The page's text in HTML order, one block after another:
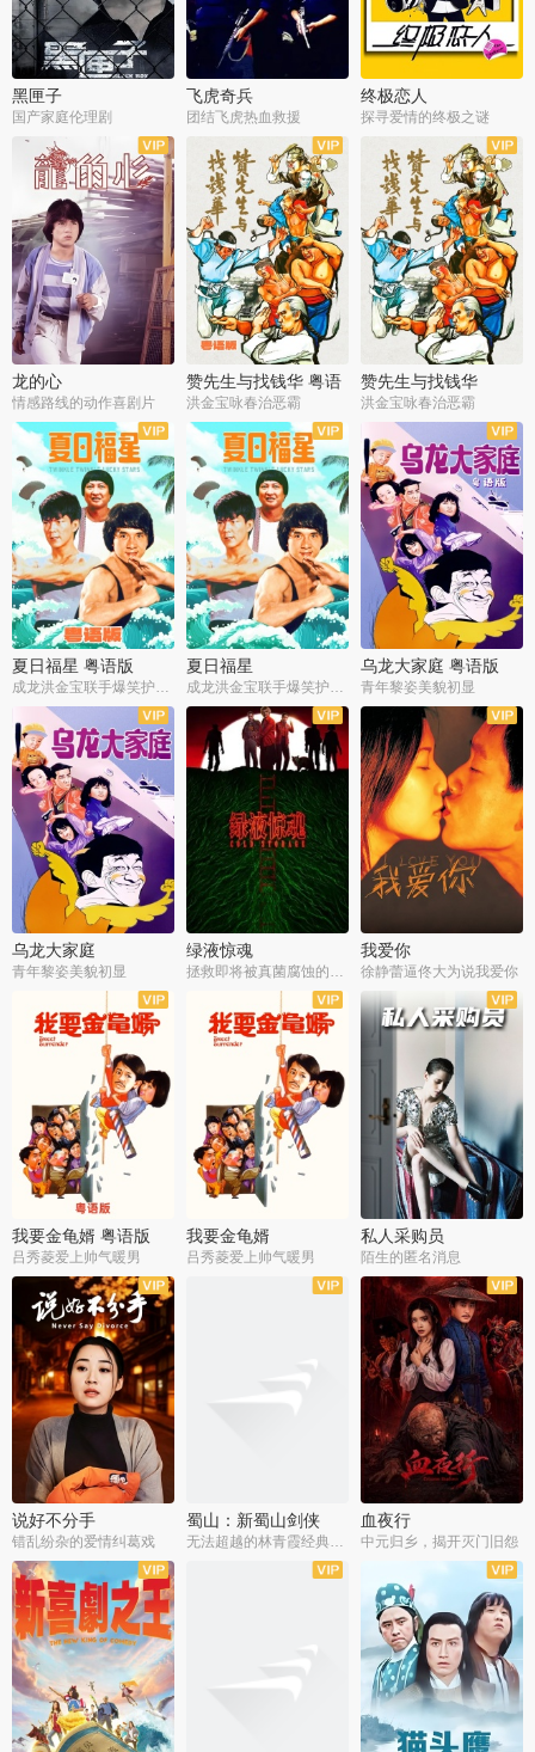
黑匣子
国产家庭伦理剧
飞虎奇兵
团结飞虎热血救援
终极恋人
探寻爱情的终极之谜
龙的心
情感路线的动作喜剧片
赞先生与找钱华 粤语
版
洪金宝咏春治恶霸
赞先生与找钱华
洪金宝咏春治恶霸
夏日福星 粤语版
成龙洪金宝联手爆笑护美女
夏日福星
成龙洪金宝联手爆笑护美女
乌龙大家庭 粤语版
青年黎姿美貌初显
乌龙大家庭
青年黎姿美貌初显
绿液惊魂
拯救即将被真菌腐蚀的世界
我爱你
徐静蕾逼佟大为说我爱你
我要金龟婿 粤语版
吕秀菱爱上帅气暖男
我要金龟婿
吕秀菱爱上帅气暖男
私人采购员
陌生的匿名消息
说好不分手
错乱纷杂的爱情纠葛戏
蜀山：新蜀山剑侠
无法超越的林青霞经典角色
血夜行
中元归乡，揭开灭门旧怨